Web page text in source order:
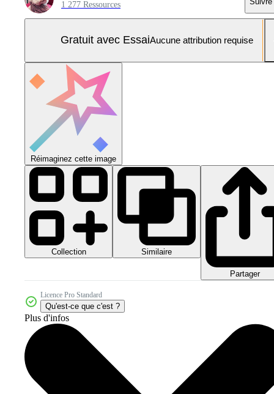
1 277 Ressources
Gratuit avec EssaiAucune attribution requise
Réimaginez cette image
Collection Similaire
Partager
Licence Pro Standard
Qu'est-ce que c'est ?
Plus d'infos